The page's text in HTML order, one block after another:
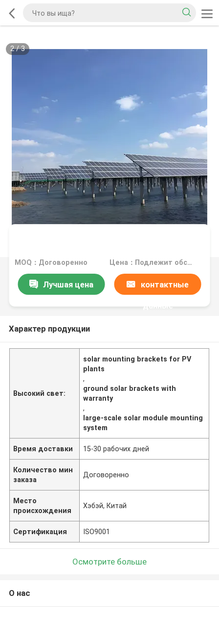
2/3
MOQ：Договоренно Цена：Подлежит обсуждению
Лучшая цена контактные
данные
Характер продукции
Высокий свет:
solar mounting brackets for PV
plants
,
ground solar brackets with
warranty
,
large-scale solar module mounting
system
Время доставки 15-30 рабочих дней
Количество мин
заказа
Договоренно
Место
происхождения
Хэбэй, Китай
Сертификация ISO9001
Осмотрите больше
О нас